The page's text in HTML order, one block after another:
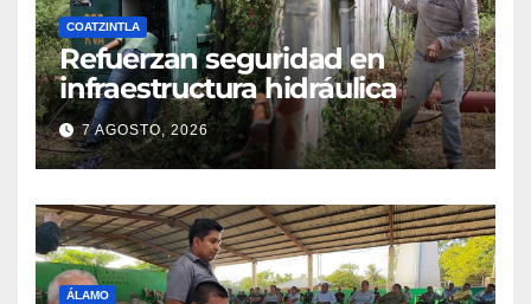
COATZINTLA
Refuerzan seguridad en
infraestructura hidráulica
7 AGOSTO, 2026
ÁLAMO